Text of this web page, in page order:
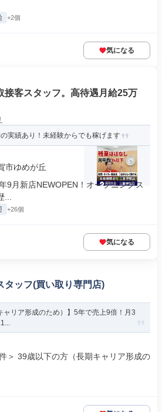
+2個
気になる
接客スタッフ。高待遇月給25万
実績あり！未経験からでも稼げます
市ゆめが丘
9月新店NEWOPEN！オープニングス
+26個
気になる
タッフ(買い取り専門店)
ャリア形成のため）】5年で売上9倍！月3
＞ 39歳以下の方（長期キャリア形成の